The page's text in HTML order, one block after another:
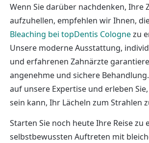
Wenn Sie darüber nachdenken, Ihre
aufzuhellen, empfehlen wir Ihnen,
Bleaching bei topDentis Colognezu
Unsere moderne Ausstattung,
und erfahrenen Zahnärzte
angenehme und sichere
auf unsere Expertise und erleben
sein kann, Ihr Lächeln zum Strahlen
Starten Sie noch heute Ihre Reise zu
selbstbewussten Auftreten mit